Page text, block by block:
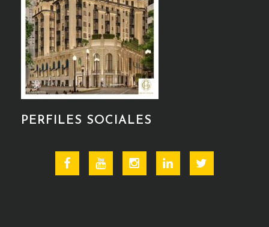
PERFILES SOCIALES
FacebookYoutube InstagramLinkedin